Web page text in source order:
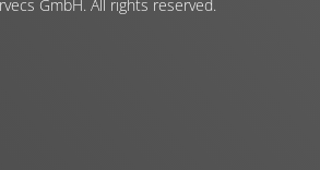
GmbH. All rights reserved.